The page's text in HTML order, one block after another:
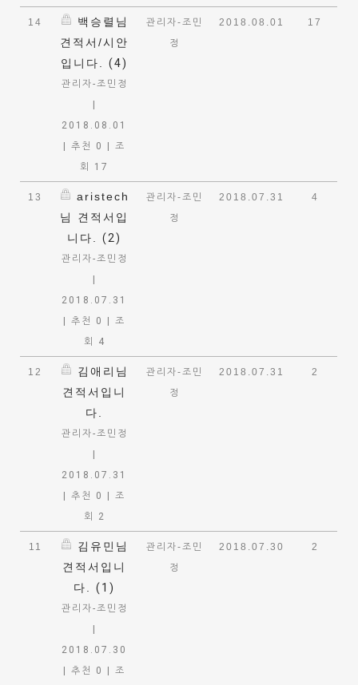
14
백승렬님
견적서/시안
입니다.(4)
관리자-조민정
2018.08.01
추천 0
조
회 17
관리자-조민
정
2018.08.01 17
13
aristech
님 견적서입
니다.(2)
관리자-조민정
2018.07.31
추천 0
조
회 4
관리자-조민
정
2018.07.31 4
12
김애리님
견적서입니
다.
관리자-조민정
2018.07.31
추천 0
조
회 2
관리자-조민
정
2018.07.31 2
11
김유민님
견적서입니
다.(1)
관리자-조민정
2018.07.30
추천 0
조
관리자-조민
정
2018.07.30 2